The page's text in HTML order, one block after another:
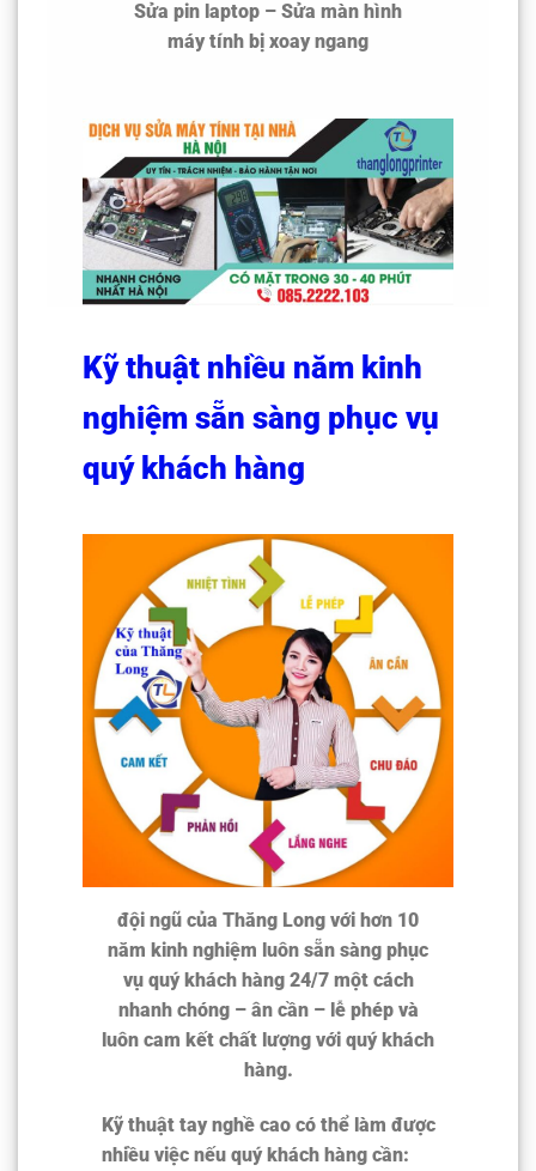
Sửa pin laptop – Sửa màn hình
máy tính bị xoay ngang
Kỹ thuật nhiều năm kinh
nghiệm sẵn sàng phục vụ
quý khách hàng
đội ngũ của Thăng Long với hơn 10
năm kinh nghiệm luôn sẵn sàng phục
vụ quý khách hàng 24/7 một cách
nhanh chóng – ân cần – lễ phép và
luôn cam kết chất lượng với quý khách
hàng.
Kỹ thuật tay nghề cao có thể làm được
nhiều việc nếu quý khách hàng cần: